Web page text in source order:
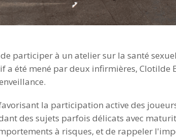
participer à un atelier sur la santé
a été mené par deux infirmières, Clotilde
la participation active des
des sujets parfois délicats avec
à risques, et de rappeler